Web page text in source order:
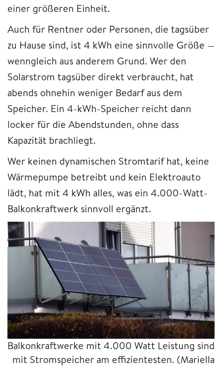
einer größeren Einheit.
Auch für Rentner oder Personen, die tagsüber
zu Hause sind, ist 4 kWh eine sinnvolle Größe —
wenngleich aus anderem Grund. Wer den
Solarstrom tagsüber direkt verbraucht, hat
abends ohnehin weniger Bedarf aus dem
Speicher. Ein 4-kWh-Speicher reicht dann
locker für die Abendstunden, ohne dass
Kapazität brachliegt.
Wer keinen dynamischen Stromtarif hat, keine
Wärmepumpe betreibt und kein Elektroauto
lädt, hat mit 4 kWh alles, was ein 4.000-Watt-
Balkonkraftwerk sinnvoll ergänzt.
Balkonkraftwerke mit 4.000 Watt Leistung sind
mit Stromspeicher am effizientesten. (Mariella